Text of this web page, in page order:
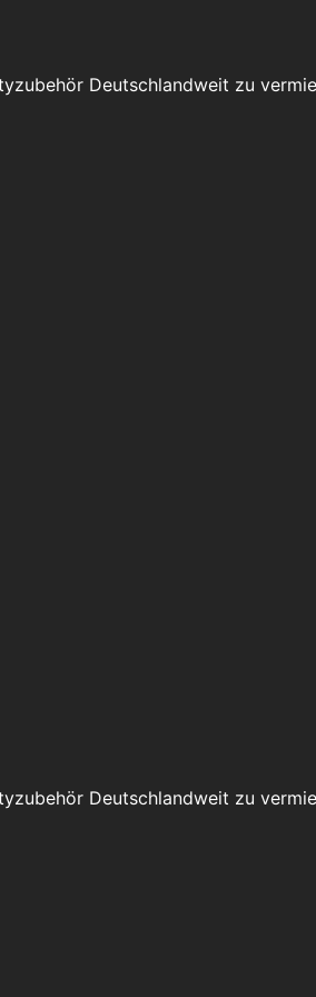
Deutschlandweit zu
Deutschlandweit zu